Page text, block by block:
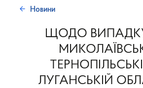
Новини
ЩОДО
ЛУГАНСЬКІЙ